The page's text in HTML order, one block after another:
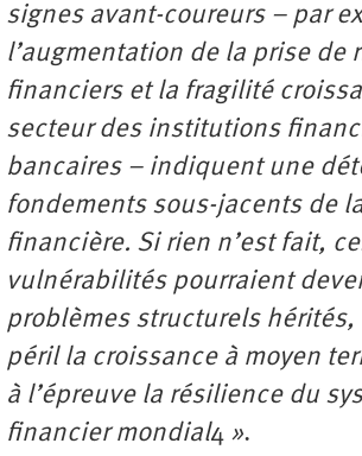
signes avant-coureurs – par
l’augmentation de la prise de
financiers et la fragilité
secteur des institutions
bancaires – indiquent une
fondements sous-jacents de
financière. Si rien n’est fait,
vulnérabilités pourraient
problèmes structurels
péril la croissance à moyen
à l’épreuve la résilience du
financier mondial4 ».